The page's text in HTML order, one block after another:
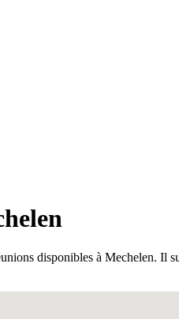
disponibles à Mechelen.